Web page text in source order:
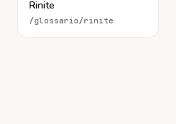
Rinite
/glossario/rinite